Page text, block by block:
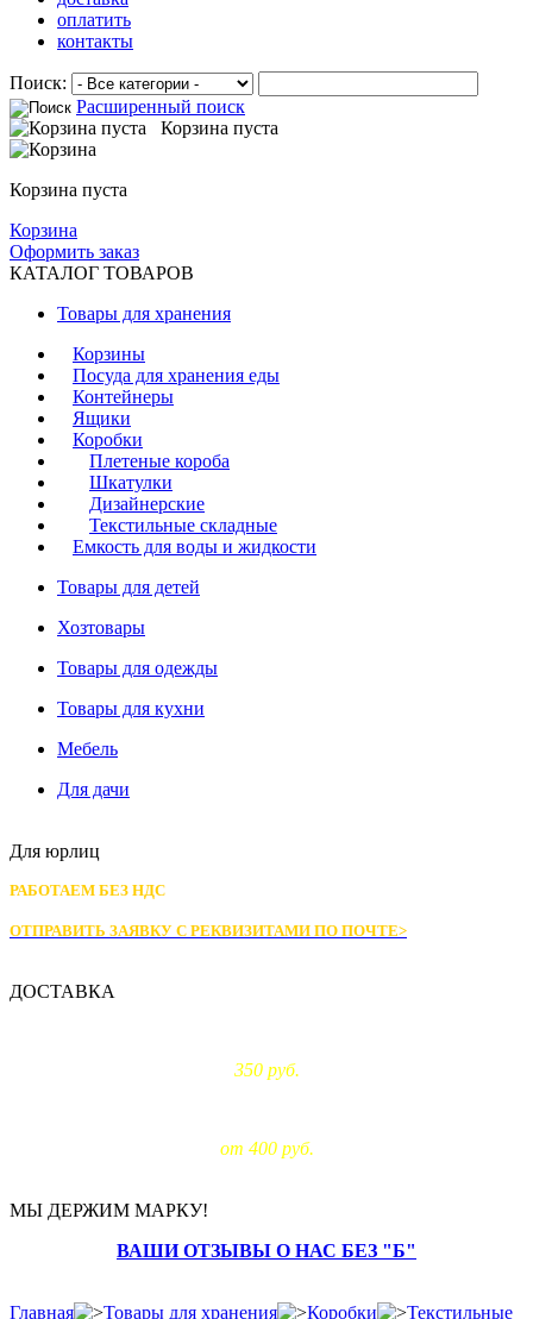
оплатить
контакты
Поиск:
Расширенный поиск
Корзина пуста
Корзина пуста
Корзина
Оформить заказ
КАТАЛОГ ТОВАРОВ
Товары для хранения
Корзины
Посуда для хранения еды
Контейнеры
Ящики
Коробки
Плетеные короба
Шкатулки
Дизайнерские
Текстильные складные
Емкость для воды и жидкости
Товары для детей
Хозтовары
Товары для одежды
Товары для кухни
Мебель
Для дачи
Для юрлиц
РАБОТАЕМ БЕЗ НДС
ОТПРАВИТЬ ЗАЯВКУ С РЕКВИЗИТАМИ ПО ПОЧТЕ>
ДОСТАВКА
350 руб.
от 400 руб.
МЫ ДЕРЖИМ МАРКУ!
ВАШИ ОТЗЫВЫ О НАС БЕЗ "Б"
Главная Товары для хранения Коробки
Текстильные